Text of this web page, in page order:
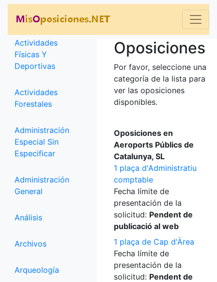
Categorías
Actividades
Físicas Y
Deportivas
Actividades
Forestales
Administración
Especial Sin
Especificar
Administración
General
Análisis
Archivos
Arqueología
Oposiciones
Por favor, seleccione una
categoría de la lista para
ver las oposiciones
disponibles.
Oposiciones en
Aeroports Públics de
Catalunya, SL
1 plaça d'Administratiu
comptable
Fecha límite de
presentación de la
solicitud: Pendent de
publicació al web
1 plaça de Cap d'Àrea
Fecha límite de
presentación de la
solicitud: Pendent de